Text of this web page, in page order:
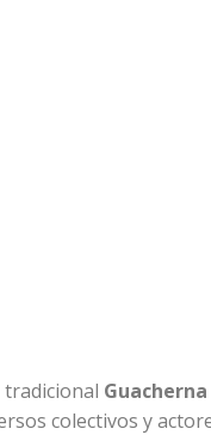
tradicional
colectivos y